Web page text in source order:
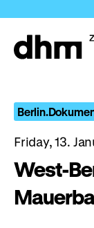
directly
the
Friday, 13.
West-